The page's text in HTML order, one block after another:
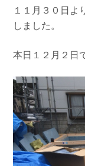
１１月３０日よ
しました。
本日１２月２日